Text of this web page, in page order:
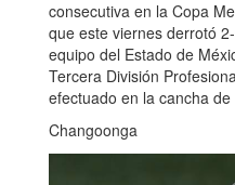
consecutiva en la Copa
que este viernes derrotó
equipo del Estado de
Tercera División
efectuado en la cancha
Changoonga